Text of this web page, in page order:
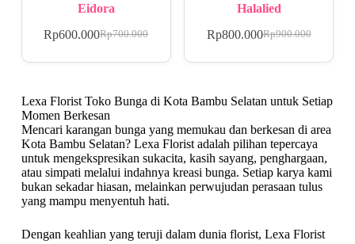
Eidora
Rp700.000
Rp600.000
Halalied
Rp900.000
Rp800.000
Lexa Florist Toko Bunga di Kota Bambu Selatan untuk Setiap
Momen Berkesan
Mencari karangan bunga yang memukau dan berkesan di area
Kota Bambu Selatan? Lexa Florist adalah pilihan tepercaya
untuk mengekspresikan sukacita, kasih sayang, penghargaan,
atau simpati melalui indahnya kreasi bunga. Setiap karya kami
bukan sekadar hiasan, melainkan perwujudan perasaan tulus
yang mampu menyentuh hati.
Dengan keahlian yang teruji dalam dunia florist, Lexa Florist